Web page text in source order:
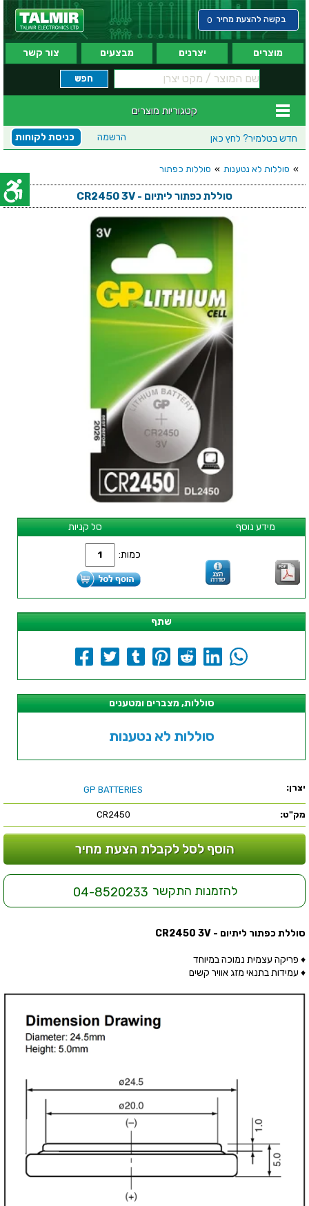
בקשה להצעת מחיר 0
מוצרים יצרנים מבצעים צור קשר
קטגוריות מוצרים
חדש בטלמיר? לחץ כאן כניסת לקוחות הרשמה
» סוללות לא נטענות » סוללות כפתור
סוללת כפתור ליתיום - CR2450 3V
סל קניות מידע נוסף
כמות:
שתף
סוללות, מצברים ומטענים
סוללות לא נטענות
יצרן: GP BATTERIES
מק"ט: CR2450
הוסף לסל לקבלת הצעת מחיר
להזמנות התקשר 04-8520233
סוללת כפתור ליתיום - CR2450 3V
♦ פריקה עצמית נמוכה במיוחד
♦ עמידות בתנאי מזג אוויר קשים